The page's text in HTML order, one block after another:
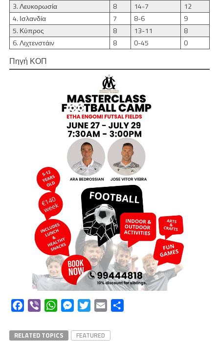
3. Λευκορωσία
8 14-7
12
4. Ισλανδία
7 8-6
9
5. Κύπρος
8 13-11
8
6. Λιχτενστάιν
8 0-45 0
Πηγή ΚΟΠ
Facebook
Viber WhatsAppMessengerTwitterEmail
RELATED TOPICS FEATURED